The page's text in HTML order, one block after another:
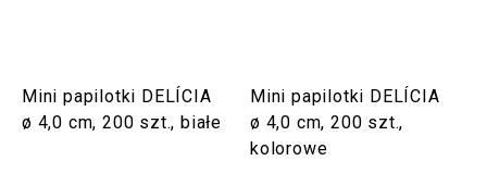
Mini papilotki DELÍCIA
ø 4,0 cm, 200 szt., białe
Mini papilotki DELÍCIA
ø 4,0 cm, 200 szt.,
kolorowe